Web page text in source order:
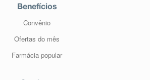
Benefícios
Convênio
Ofertas do mês
Farmácia popular